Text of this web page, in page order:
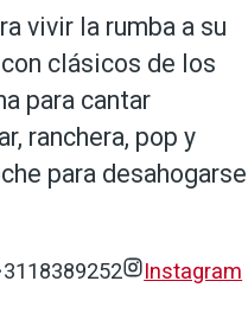
vivir la rumba a su
clásicos de los
para cantar
ranchera, pop y
para desahogarse
3118389252 Instagram